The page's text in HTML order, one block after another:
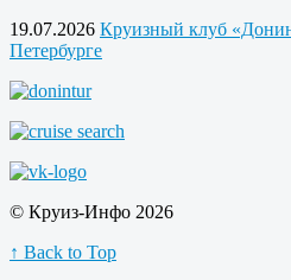
19.07.2026 Круизный клуб
Петербурге
© Круиз-Инфо 2026
↑ Back to Top